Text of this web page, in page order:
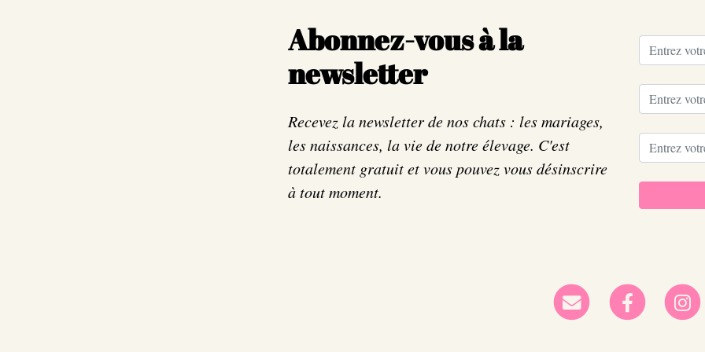
Abonnez-vous à la
newsletter
Recevez la newsletter de nos chats : les mariages,
les naissances, la vie de notre élevage. C'est
totalement gratuit et vous pouvez vous désinscrire
à tout moment.